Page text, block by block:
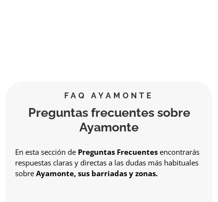
FAQ AYAMONTE
Preguntas frecuentes sobre
Ayamonte
En esta sección de Preguntas Frecuentes encontrarás
respuestas claras y directas a las dudas más habituales
sobreAyamonte, sus barriadas y zonas.